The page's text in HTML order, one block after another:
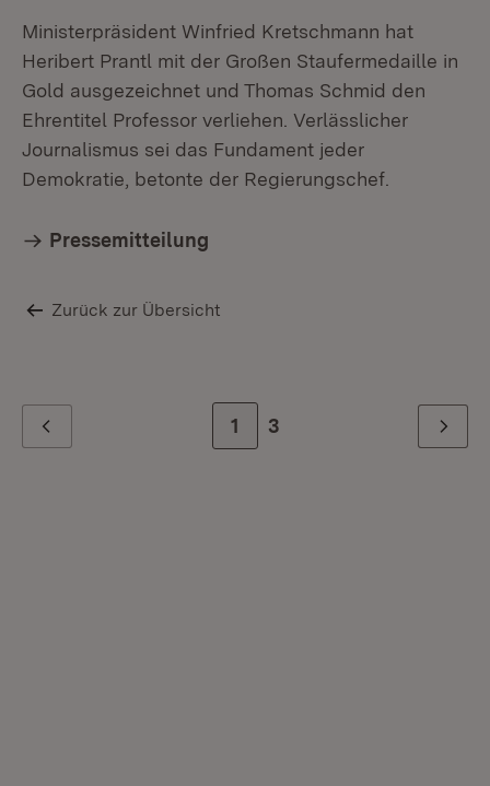
Ministerpräsident Winfried Kretschmann hat
Heribert Prantl mit der Großen Staufermedaille in
Gold ausgezeichnet und Thomas Schmid den
Ehrentitel Professor verliehen. Verlässlicher
Journalismus sei das Fundament jeder
Demokratie, betonte der Regierungschef.
Pressemitteilung
Zurück zur Übersicht
Zur Seite
1 Zur letzten Seite
3 Weiter